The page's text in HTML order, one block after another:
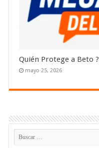
Quién Protege a Beto ?
mayo 25, 2026